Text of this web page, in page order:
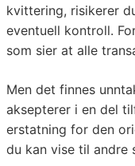
kvittering, risikerer
eventuell kontroll.
som sier at alle
Men det finnes
aksepterer i en del
erstatning for den
du kan vise til andre